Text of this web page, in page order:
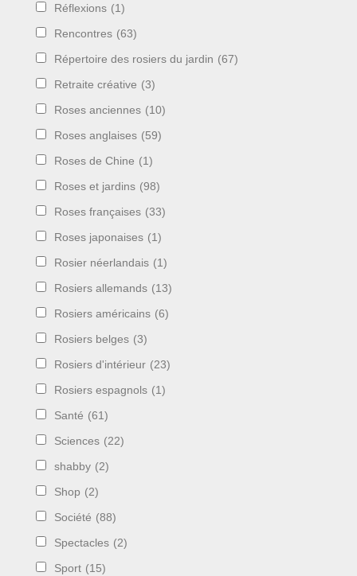
Réflexions (1)
Rencontres (63)
Répertoire des rosiers du jardin (67)
Retraite créative (3)
Roses anciennes (10)
Roses anglaises (59)
Roses de Chine (1)
Roses et jardins (98)
Roses françaises (33)
Roses japonaises (1)
Rosier néerlandais (1)
Rosiers allemands (13)
Rosiers américains (6)
Rosiers belges (3)
Rosiers d'intérieur (23)
Rosiers espagnols (1)
Santé (61)
Sciences (22)
shabby (2)
Shop (2)
Société (88)
Spectacles (2)
Sport (15)